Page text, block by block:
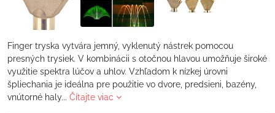
Finger tryska vytvára jemný, vyklenutý nástrek pomocou
presných trysiek. V kombinácii s otočnou hlavou umožňuje široké
využitie spektra lúčov a uhlov. Vzhľadom k nízkej úrovni
špliechania je ideálna pre použitie vo dvore, predsieni, bazény,
vnútorné haly... Čítajte viac